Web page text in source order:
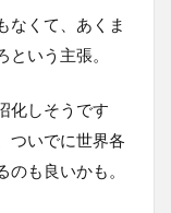
なくて、あくま
いう主張。
化しそうです
ついでに世界各
も良いかも。